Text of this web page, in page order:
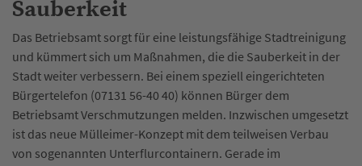
Sauberkeit
Das Betriebsamt sorgt für eine leistungsfähige Stadtreinigung
und kümmert sich um Maßnahmen, die die Sauberkeit in der
Stadt weiter verbessern. Bei einem speziell eingerichteten
Bürgertelefon (07131 56-40 40) können Bürger dem
Betriebsamt Verschmutzungen melden. Inzwischen umgesetzt
ist das neue Mülleimer-Konzept mit dem teilweisen Verbau
von sogenannten Unterflurcontainern. Gerade im